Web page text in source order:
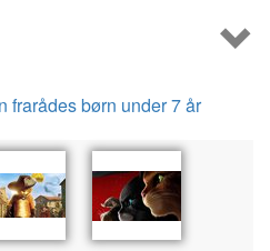
frarådes børn under 7 år